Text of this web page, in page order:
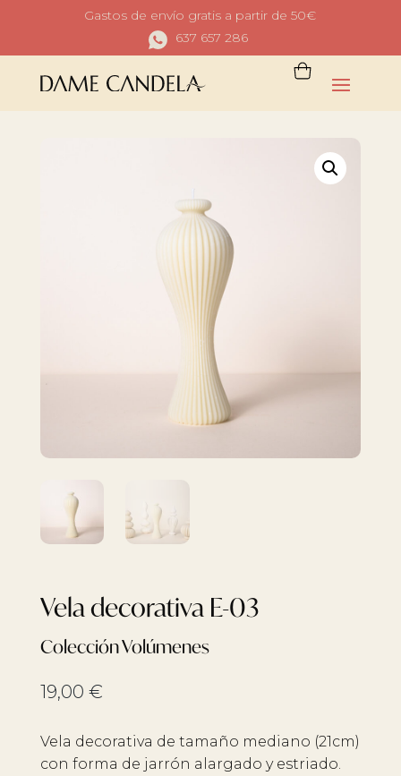
Gastos de envío gratis a partir de 50€
637 657 286
Vela decorativa E-03
Colección Volúmenes
19,00 €
Vela decorativa de tamaño mediano (21cm)
con forma de jarrón alargado y estriado.